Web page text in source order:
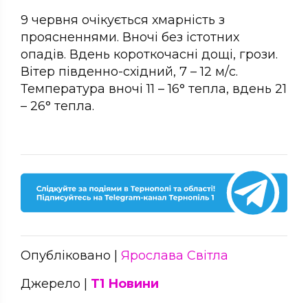
9 червня очікується хмарність з
проясненнями. Вночі без істотних
опадів. Вдень короткочасні дощі, грози.
Вітер південно-східний, 7 – 12 м/с.
Температура вночі 11 – 16° тепла, вдень 21
– 26° тепла.
Опубліковано | Ярослава Світла
Джерело | Т1 Новини